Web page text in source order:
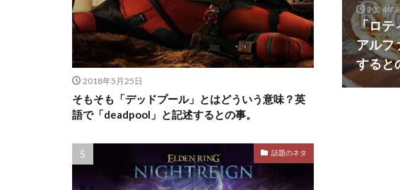
2024年
「ロテ
アルフ
すると
2018年5月25日
そもそも「デッドプール」とはどういう意味？英
語で「deadpool」と記述するとの事。
話題のネタ